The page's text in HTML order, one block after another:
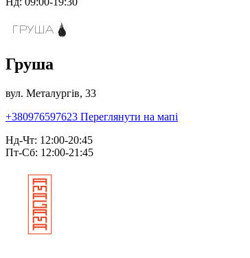
Груша
вул. Металургів, 33
+380976597623 Переглянути на мапі
Нд-Чт: 12:00-20:45
Пт-Сб: 12:00-21:45